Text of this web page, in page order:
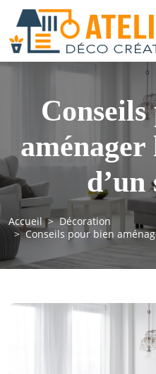
Accueil
Décoration
Conseils pour bien